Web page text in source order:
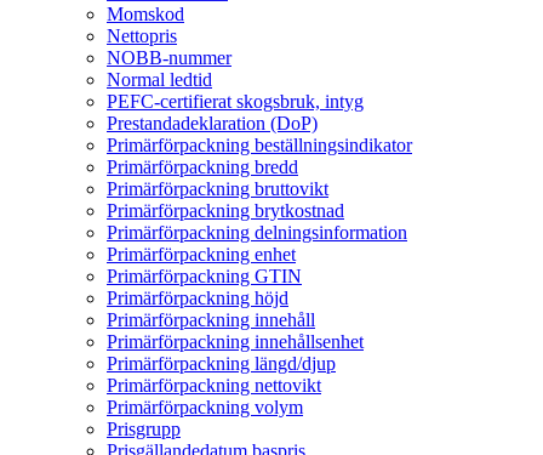
Momskod
Nettopris
NOBB-nummer
Normal ledtid
PEFC-certifierat skogsbruk, intyg
Prestandadeklaration (DoP)
Primärförpackning beställningsindikator
Primärförpackning bredd
Primärförpackning bruttovikt
Primärförpackning brytkostnad
Primärförpackning delningsinformation
Primärförpackning enhet
Primärförpackning GTIN
Primärförpackning höjd
Primärförpackning innehåll
Primärförpackning innehållsenhet
Primärförpackning längd/djup
Primärförpackning nettovikt
Primärförpackning volym
Prisgrupp
Prisgällandedatum baspris